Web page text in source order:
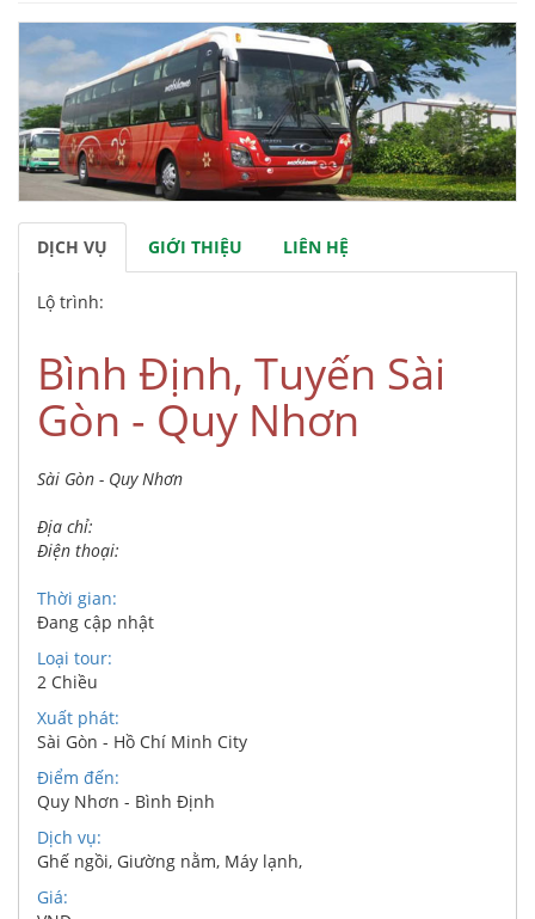
DỊCH VỤ GIỚI THIỆU LIÊN HỆ
Lộ trình:
Bình Định, Tuyến Sài
Gòn - Quy Nhơn
Sài Gòn - Quy Nhơn
Địa chỉ:
Điện thoại:
Thời gian:
Đang cập nhật
Loại tour:
2 Chiều
Xuất phát:
Sài Gòn - Hồ Chí Minh City
Điểm đến:
Quy Nhơn - Bình Định
Dịch vụ:
Ghế ngồi, Giường nằm, Máy lạnh,
Giá: